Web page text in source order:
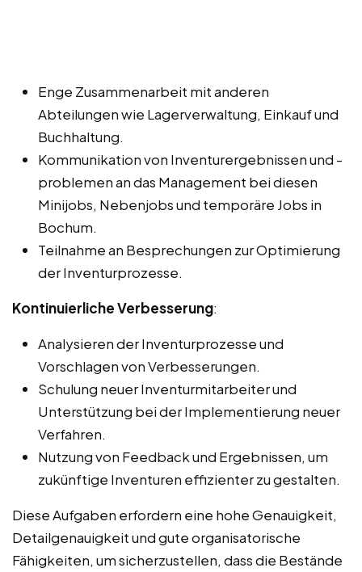
Enge Zusammenarbeit mit anderen
Abteilungen wie Lagerverwaltung, Einkauf und
Buchhaltung.
Kommunikation von Inventurergebnissen und -
problemen an das Management bei diesen
Minijobs, Nebenjobs und temporäre Jobs in
Bochum.
Teilnahme an Besprechungen zur Optimierung
der Inventurprozesse.
Kontinuierliche Verbesserung:
Analysieren der Inventurprozesse und
Vorschlagen von Verbesserungen.
Schulung neuer Inventurmitarbeiter und
Unterstützung bei der Implementierung neuer
Verfahren.
Nutzung von Feedback und Ergebnissen, um
zukünftige Inventuren effizienter zu gestalten.
Diese Aufgaben erfordern eine hohe Genauigkeit,
Detailgenauigkeit und gute organisatorische
Fähigkeiten, um sicherzustellen, dass die Bestände